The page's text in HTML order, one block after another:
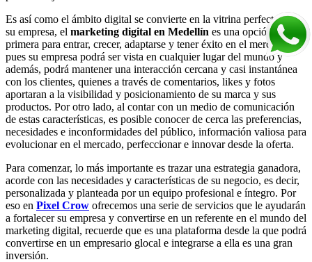
Es así como el ámbito digital se convierte en la vitrina perfecta para
su empresa, el marketing digital en Medellín es una opción de
primera para entrar, crecer, adaptarse y tener éxito en el mercado
pues su empresa podrá ser vista en cualquier lugar del mundo y
además, podrá mantener una interacción cercana y casi instantánea
con los clientes, quienes a través de comentarios, likes y fotos
aportaran a la visibilidad y posicionamiento de su marca y sus
productos. Por otro lado, al contar con un medio de comunicación
de estas características, es posible conocer de cerca las preferencias,
necesidades e inconformidades del público, información valiosa para
evolucionar en el mercado, perfeccionar e innovar desde la oferta.
Para comenzar, lo más importante es trazar una estrategia ganadora,
acorde con las necesidades y características de su negocio, es decir,
personalizada y planteada por un equipo profesional e íntegro. Por
eso en Pixel Crow ofrecemos una serie de servicios que le ayudarán
a fortalecer su empresa y convertirse en un referente en el mundo del
marketing digital, recuerde que es una plataforma desde la que podrá
convertirse en un empresario glocal e integrarse a ella es una gran
inversión.